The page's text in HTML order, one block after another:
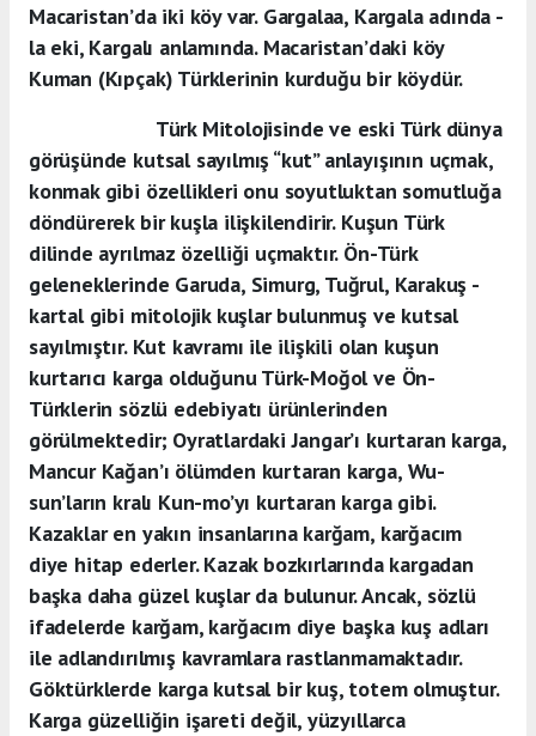
Macaristan’da iki köy var. Gargalaa, Kargala adında -
la eki, Kargalı anlamında. Macaristan’daki köy
Kuman (Kıpçak) Türklerinin kurduğu bir köydür.
Türk Mitolojisinde ve eski Türk dünya
görüşünde kutsal sayılmış “kut” anlayışının uçmak,
konmak gibi özellikleri onu soyutluktan somutluğa
döndürerek bir kuşla ilişkilendirir. Kuşun Türk
dilinde ayrılmaz özelliği uçmaktır. Ön-Türk
geleneklerinde Garuda, Simurg, Tuğrul, Karakuş -
kartal gibi mitolojik kuşlar bulunmuş ve kutsal
sayılmıştır. Kut kavramı ile ilişkili olan kuşun
kurtarıcı karga olduğunu Türk-Moğol ve Ön-
Türklerin sözlü edebiyatı ürünlerinden
görülmektedir; Oyratlardaki Jangar’ı kurtaran karga,
Mancur Kağan’ı ölümden kurtaran karga, Wu-
sun’ların kralı Kun-mo’yı kurtaran karga gibi.
Kazaklar en yakın insanlarına karğam, karğacım
diye hitap ederler. Kazak bozkırlarında kargadan
başka daha güzel kuşlar da bulunur. Ancak, sözlü
ifadelerde karğam, karğacım diye başka kuş adları
ile adlandırılmış kavramlara rastlanmamaktadır.
Göktürklerde karga kutsal bir kuş, totem olmuştur.
Karga güzelliğin işareti değil, yüzyıllarca